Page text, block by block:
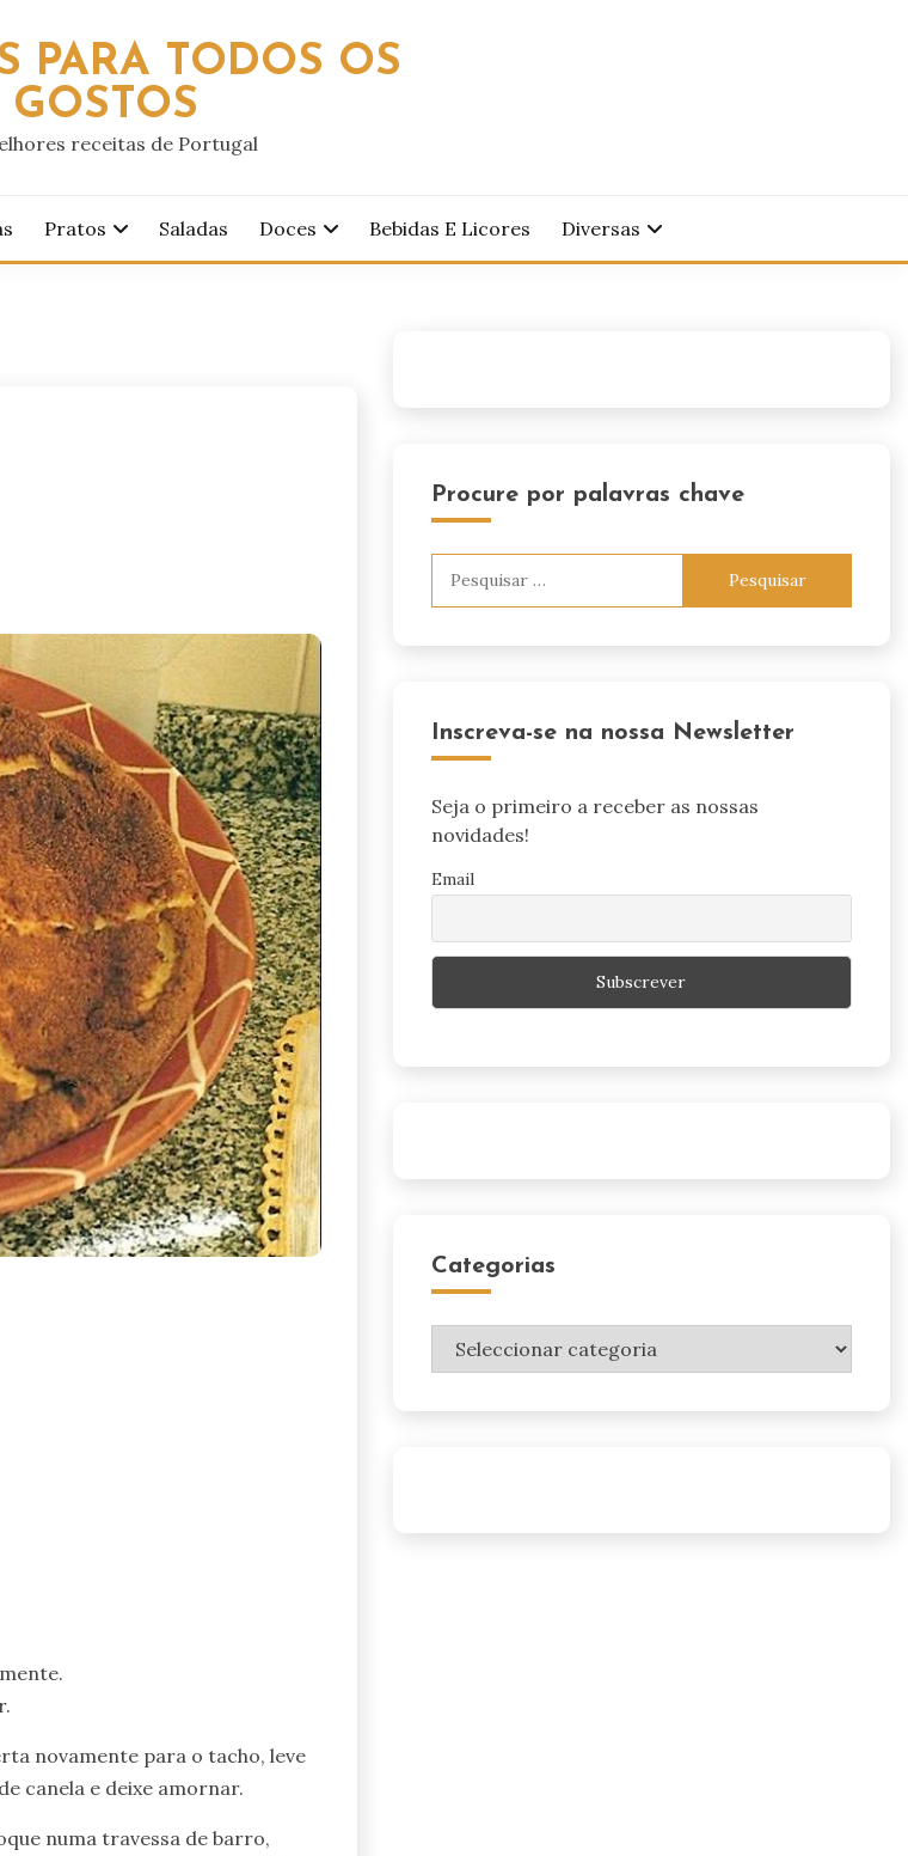
PARA TODOS OS
GOSTOS
receitas de Portugal
Pratos Saladas Doces Bebidas E Licores Diversas
novamente para o tacho, leve
canela e deixe amornar.
numa travessa de barro,
Procure por palavras chave
Inscreva-se na nossa Newsletter
Seja o primeiro a receber as nossas
novidades!
Email
Categorias
Categorias